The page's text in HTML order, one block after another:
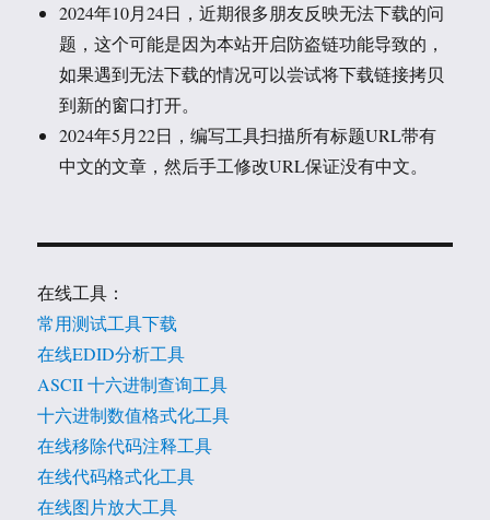
2024年10月24日，近期很多朋友反映无法下载的问
题，这个可能是因为本站开启防盗链功能导致的，
如果遇到无法下载的情况可以尝试将下载链接拷贝
到新的窗口打开。
2024年5月22日，编写工具扫描所有标题URL带有
中文的文章，然后手工修改URL保证没有中文。
在线工具：
常用测试工具下载
在线EDID分析工具
ASCII 十六进制查询工具
十六进制数值格式化工具
在线移除代码注释工具
在线代码格式化工具
在线图片放大工具